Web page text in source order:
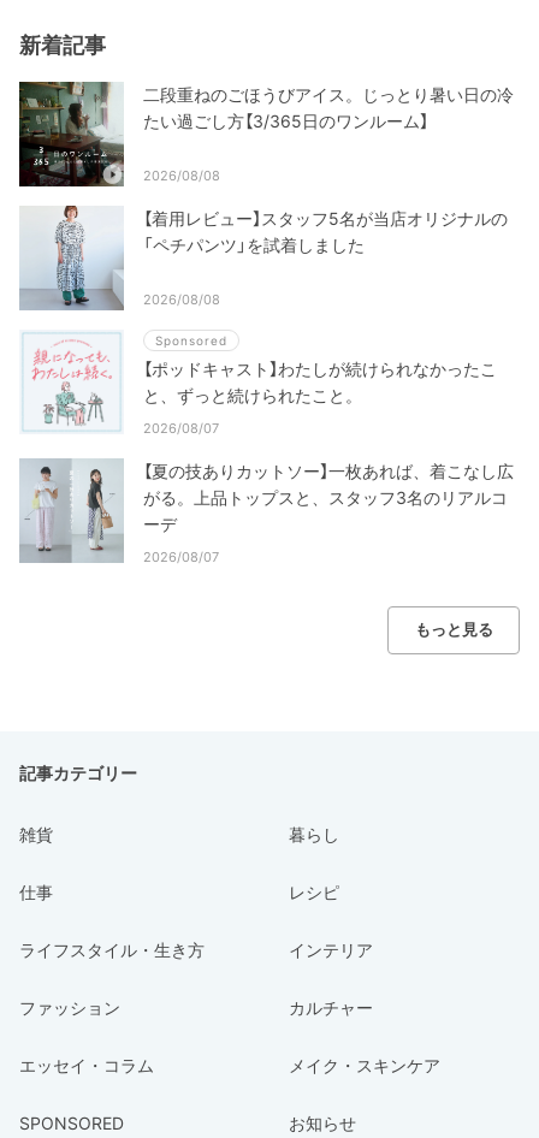
新着記事
二段重ねのごほうびアイス。じっとり暑い日の冷
たい過ごし方【3/365日のワンルーム】
2026/08/08
【着用レビュー】スタッフ5名が当店オリジナルの
「ペチパンツ」を試着しました
2026/08/08
Sponsored
【ポッドキャスト】わたしが続けられなかったこ
と、ずっと続けられたこと。
2026/08/07
【夏の技ありカットソー】一枚あれば、着こなし広
がる。上品トップスと、スタッフ3名のリアルコ
ーデ
2026/08/07
もっと見る
記事カテゴリー
雑貨 暮らし
仕事 レシピ
ライフスタイル・生き方 インテリア
ファッション カルチャー
エッセイ・コラム メイク・スキンケア
SPONSORED お知らせ